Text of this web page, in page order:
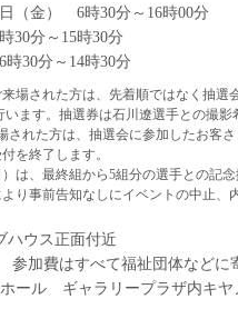
（金） 6時30分～16時00分
30分～15時30分
30分～14時30分
来場された方は、先着順ではなく抽
います。抽選券は石川遼選手との撮
された方は、抽選会に参加したお客
を終了します。
は、最終組から5組分の選手との記
り事前告知なしにイベントの中止
ハウス正面付近
参加費はすべて福祉団体などに
ール ギャラリープラザ内キヤ